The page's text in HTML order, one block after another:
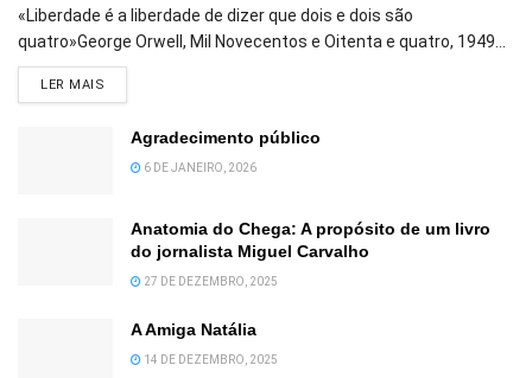
«Liberdade é a liberdade de dizer que dois e dois são
quatro»George Orwell, Mil Novecentos e Oitenta e quatro, 1949...
LER MAIS
Agradecimento público
6 DE JANEIRO, 2026
Anatomia do Chega: A propósito de um livro
do jornalista Miguel Carvalho
27 DE DEZEMBRO, 2025
A Amiga Natália
14 DE DEZEMBRO, 2025